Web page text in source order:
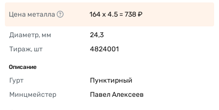
Цена металла 164 x 4.5 = 738 ₽
Диаметр, мм
24,3
Тираж, шт
4824001
Описание
Гурт
Пунктирный
Минцмейстер
Павел Алексеев